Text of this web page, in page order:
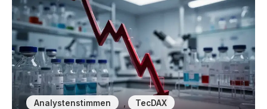
Analystenstimmen , TecDAX